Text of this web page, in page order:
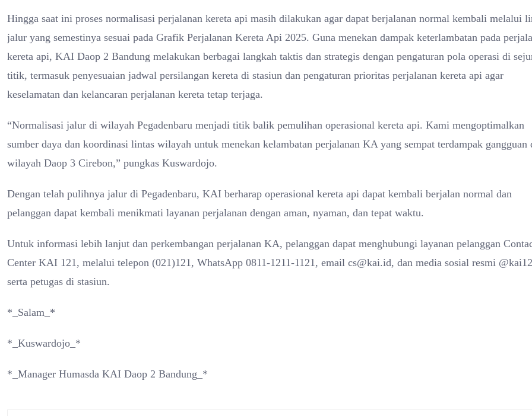
Hingga saat ini proses normalisasi perjalanan kereta api masih dilakukan agar dapat berjalanan normal kembali melalui
jalur yang semestinya sesuai pada Grafik Perjalanan Kereta Api 2025. Guna menekan dampak keterlambatan pada
kereta api, KAI Daop 2 Bandung melakukan berbagai langkah taktis dan strategis dengan pengaturan pola operasi di
titik, termasuk penyesuaian jadwal persilangan kereta di stasiun dan pengaturan prioritas perjalanan kereta api agar
keselamatan dan kelancaran perjalanan kereta tetap terjaga.
“Normalisasi jalur di wilayah Pegadenbaru menjadi titik balik pemulihan operasional kereta api. Kami mengoptimalkan
sumber daya dan koordinasi lintas wilayah untuk menekan kelambatan perjalanan KA yang sempat terdampak gangguan
wilayah Daop 3 Cirebon,” pungkas Kuswardojo.
Dengan telah pulihnya jalur di Pegadenbaru, KAI berharap operasional kereta api dapat kembali berjalan normal dan
pelanggan dapat kembali menikmati layanan perjalanan dengan aman, nyaman, dan tepat waktu.
Untuk informasi lebih lanjut dan perkembangan perjalanan KA, pelanggan dapat menghubungi layanan pelanggan
Center KAI 121, melalui telepon (021)121, WhatsApp 0811-1211-1121, email cs@kai.id, dan media sosial resmi
serta petugas di stasiun.
*_Salam_*
*_Kuswardojo_*
*_Manager Humasda KAI Daop 2 Bandung_*